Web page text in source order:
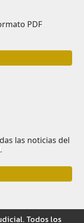
PDF
las noticias del
Todos los